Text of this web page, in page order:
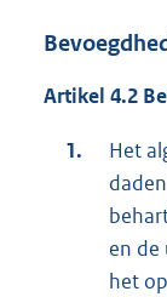
Artikel 4.2
Het
en de
het